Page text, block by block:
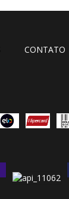
CONTATO